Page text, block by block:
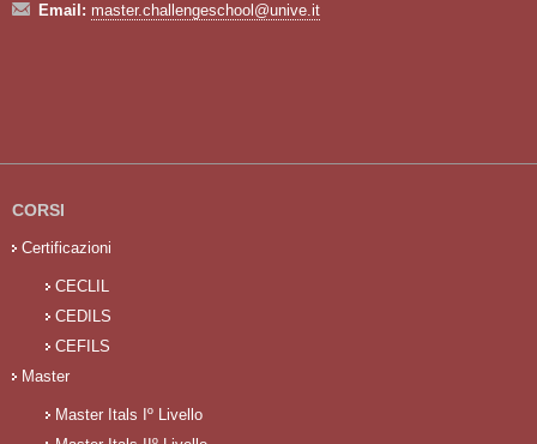
Email: master.challengeschool@unive.it
CORSI
Certificazioni
CECLIL
CEDILS
CEFILS
Master
Master Itals Iº Livello